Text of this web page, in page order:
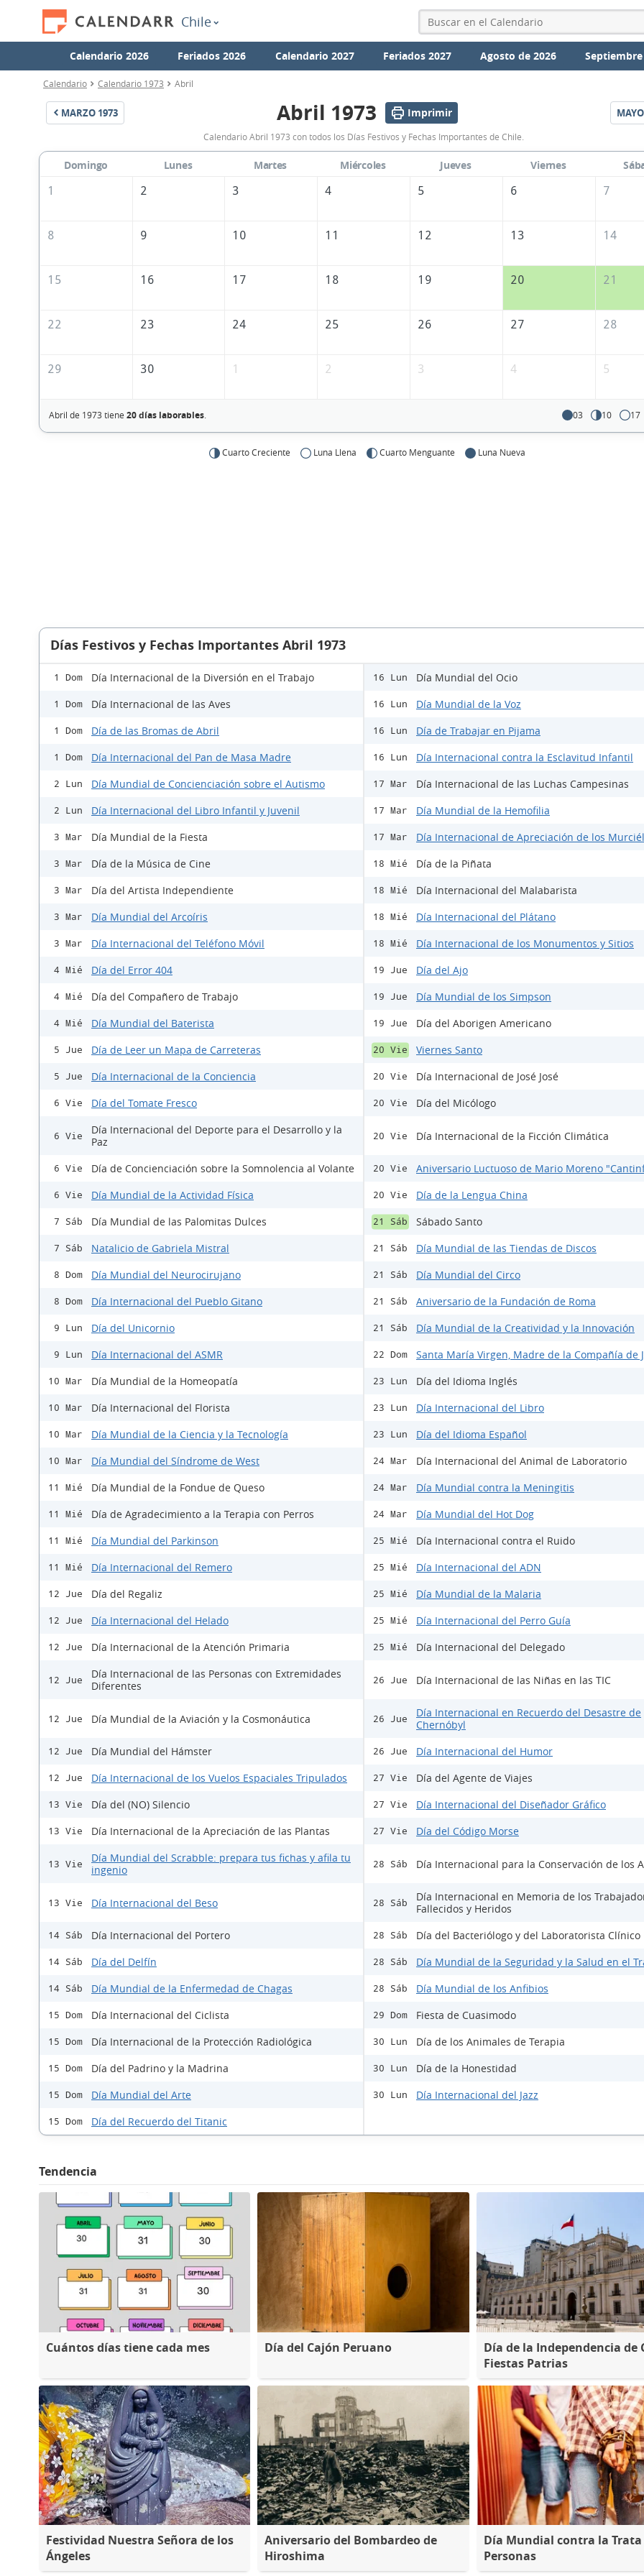
Chile
Calendario 2026 Feriados 2026 Calendario 2027 Feriados 2027 Agosto de 2026
Calendario Calendario 1973 Abril
MARZO 1973
Calendario
Abril
1973
Abril 1973 Imprimir MAYO
Calendario Abril 1973 con todos los Días Festivos y Fechas Importantes de Chile.
Domingo Lunes Martes Miércoles Jueves Viernes
1
2 3 4 5 6 7
8 9 10 11 12 13 14
15 16 17 18 19 20 21
22 23 24 25 26 27 28
29 30 1 2 3 4 5
Abril de 1973 tiene 20 días laborables. 03 10 17
Cuarto Creciente Luna Llena Cuarto Menguante Luna Nueva
Días Festivos y Fechas Importantes Abril 1973
1 Dom Día Internacional de la Diversión en el Trabajo
1 Dom Día Internacional de las Aves
1 Dom Día de las Bromas de Abril
1 Dom Día Internacional del Pan de Masa Madre
2 Lun Día Mundial de Concienciación sobre el Autismo
2 Lun Día Internacional del Libro Infantil y Juvenil
3 Mar Día Mundial de la Fiesta
3 Mar Día de la Música de Cine
3 Mar Día del Artista Independiente
3 Mar Día Mundial del Arcoíris
3 Mar Día Internacional del Teléfono Móvil
4 Mié Día del Error 404
4 Mié Día del Compañero de Trabajo
4 Mié Día Mundial del Baterista
5 Jue Día de Leer un Mapa de Carreteras
5 Jue Día Internacional de la Conciencia
6 Vie Día del Tomate Fresco
6 Vie
Día Internacional del Deporte para el Desarrollo y la
Paz
6 Vie Día de Concienciación sobre la Somnolencia al Volante
6 Vie Día Mundial de la Actividad Física
7 Sáb Día Mundial de las Palomitas Dulces
7 Sáb Natalicio de Gabriela Mistral
8 Dom Día Mundial del Neurocirujano
8 Dom Día Internacional del Pueblo Gitano
9 Lun Día del Unicornio
9 Lun Día Internacional del ASMR
10 Mar Día Mundial de la Homeopatía
10 Mar Día Internacional del Florista
10 Mar Día Mundial de la Ciencia y la Tecnología
10 Mar Día Mundial del Síndrome de West
11 Mié Día Mundial de la Fondue de Queso
11 Mié Día de Agradecimiento a la Terapia con Perros
11 Mié Día Mundial del Parkinson
11 Mié Día Internacional del Remero
12 Jue Día del Regaliz
12 Jue Día Internacional del Helado
12 Jue Día Internacional de la Atención Primaria
12 Jue
Día Internacional de las Personas con Extremidades
Diferentes
12 Jue Día Mundial de la Aviación y la Cosmonáutica
12 Jue Día Mundial del Hámster
12 Jue Día Internacional de los Vuelos Espaciales Tripulados
13 Vie Día del (NO) Silencio
13 Vie Día Internacional de la Apreciación de las Plantas
13 Vie
Día Mundial del Scrabble: prepara tus fichas y afila tu
ingenio
13 Vie Día Internacional del Beso
14 Sáb Día Internacional del Portero
14 Sáb Día del Delfín
14 Sáb Día Mundial de la Enfermedad de Chagas
15 Dom Día Internacional del Ciclista
15 Dom Día Internacional de la Protección Radiológica
15 Dom Día del Padrino y la Madrina
15 Dom Día Mundial del Arte
15 Dom Día del Recuerdo del Titanic
16 Lun Día Mundial del Ocio
16 Lun Día Mundial de la Voz
16 Lun Día de Trabajar en Pijama
16 Lun Día Internacional contra la Esclavitud Infantil
17 Mar Día Internacional de las Luchas Campesinas
17 Mar Día Mundial de la Hemofilia
17 Mar Día Internacional de Apreciación de los
18 Mié Día de la Piñata
18 Mié Día Internacional del Malabarista
18 Mié Día Internacional del Plátano
18 Mié Día Internacional de los Monumentos y Sitios
19 Jue Día del Ajo
19 Jue Día Mundial de los Simpson
19 Jue Día del Aborigen Americano
20 Vie Viernes Santo
20 Vie Día Internacional de José José
20 Vie Día del Micólogo
20 Vie Día Internacional de la Ficción Climática
20 Vie Aniversario Luctuoso de Mario Moreno
20 Vie Día de la Lengua China
21 Sáb Sábado Santo
21 Sáb Día Mundial de las Tiendas de Discos
21 Sáb Día Mundial del Circo
21 Sáb Aniversario de la Fundación de Roma
21 Sáb Día Mundial de la Creatividad y la Innovación
22 Dom Santa María Virgen, Madre de la Compañía de
23 Lun Día del Idioma Inglés
23 Lun Día Internacional del Libro
23 Lun Día del Idioma Español
24 Mar Día Internacional del Animal de Laboratorio
24 Mar Día Mundial contra la Meningitis
24 Mar Día Mundial del Hot Dog
25 Mié Día Internacional contra el Ruido
25 Mié Día Internacional del ADN
25 Mié Día Mundial de la Malaria
25 Mié Día Internacional del Perro Guía
25 Mié Día Internacional del Delegado
26 Jue Día Internacional de las Niñas en las TIC
26 Jue
Día Internacional en Recuerdo del Desastre de
Chernóbyl
26 Jue Día Internacional del Humor
27 Vie Día del Agente de Viajes
27 Vie Día Internacional del Diseñador Gráfico
27 Vie Día del Código Morse
28 Sáb Día Internacional para la Conservación de los
28 Sáb
Día Internacional en Memoria de los
Fallecidos y Heridos
28 Sáb Día del Bacteriólogo y del Laboratorista Clínico
28 Sáb Día Mundial de la Seguridad y la Salud en el
28 Sáb Día Mundial de los Anfibios
29 Dom Fiesta de Cuasimodo
30 Lun Día de los Animales de Terapia
30 Lun Día de la Honestidad
30 Lun Día Internacional del Jazz
Tendencia
Cuántos días tiene cada mes Día del Cajón Peruano
Día de la Independencia de
Fiestas Patrias
Festividad Nuestra Señora de los
Ángeles
Aniversario del Bombardeo de
Hiroshima
Día Mundial contra la Trata
Personas